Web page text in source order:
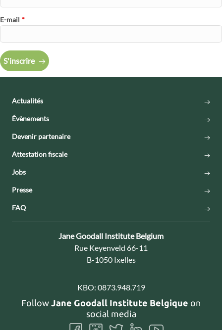
E-mail *
S'inscrire
Actualités
Évènements
Devenir partenaire
Attestation fiscale
Jobs
Presse
FAQ
Contact:
Jane Goodall Institute Belgium
Adresse:
Rue Keyenveld 66-11
B-1050 Ixelles
KBO: 0873.948.719
Follow Jane Goodall Institute Belgique on
social media
FollowFollowFollow FollowFollow